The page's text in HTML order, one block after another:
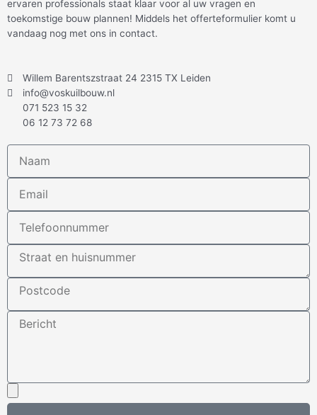
ervaren professionals staat klaar voor al uw vragen en
toekomstige bouw plannen! Middels het offerteformulier komt u
vandaag nog met ons in contact.
Willem Barentszstraat 24 2315 TX Leiden
info@voskuilbouw.nl
071 523 15 32
06 12 73 72 68